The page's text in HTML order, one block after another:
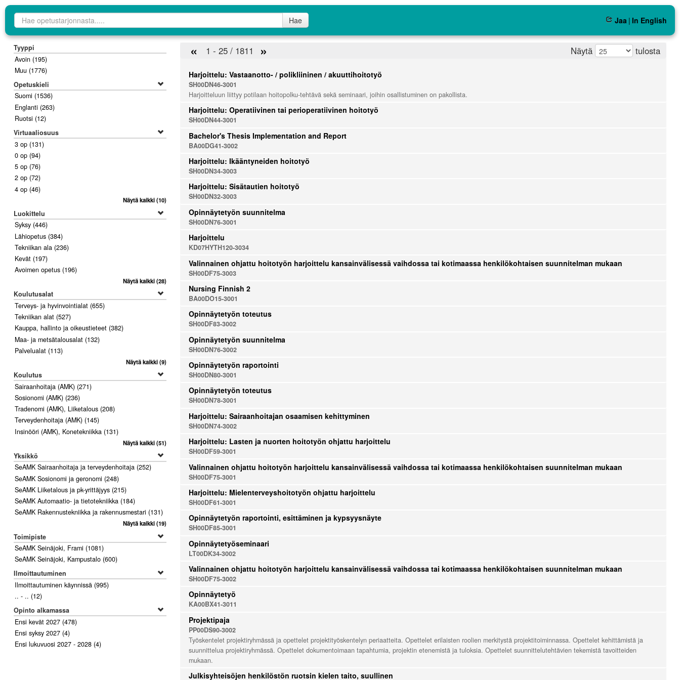
Opetustarjontahaku Hae Jaa | In English
Tyyppi
Avoin (195)
Muu (1776)
Opetuskieli
Suomi (1536)
Englanti (263)
Ruotsi (12)
Virtuaaliosuus
3 op (131)
0 op (94)
5 op (76)
2 op (72)
4 op (46)
Näytä kaikki(10)
Luokittelu
Syksy (446)
Lähiopetus (384)
Tekniikan ala (236)
Kevät (197)
Avoimen opetus (196)
Näytä kaikki(28)
Koulutusalat
Terveys- ja hyvinvointialat (655)
Tekniikan alat (527)
Kauppa, hallinto ja oikeustieteet (382)
Maa- ja metsätalousalat (132)
Palvelualat (113)
Näytä kaikki(9)
Koulutus
Sairaanhoitaja (AMK) (271)
Sosionomi (AMK) (236)
Tradenomi (AMK), Liiketalous (208)
Terveydenhoitaja (AMK) (145)
Insinööri (AMK), Konetekniikka (131)
Näytä kaikki(51)
Yksikkö
SeAMK Sairaanhoitaja ja terveydenhoitaja (252)
SeAMK Sosionomi ja geronomi (248)
SeAMK Liiketalous ja pk-yrittäjyys (215)
SeAMK Automaatio- ja tietotekniikka (184)
SeAMK Rakennustekniikka ja rakennusmestari (131)
Näytä kaikki(19)
Toimipiste
SeAMK Seinäjoki, Frami (1081)
SeAMK Seinäjoki, Kampustalo (600)
Ilmoittautuminen
Ilmoittautuminen käynnissä (995)
.. - .. (12)
Opinto alkamassa
Ensi kevät 2027 (478)
Ensi syksy 2027 (4)
Ensi lukuvuosi 2027 - 2028 (4)
« 1 - 25 / 1811 » Näytä tulosta
Harjoittelu: Vastaanotto- / polikliininen / akuuttihoitotyö
SH00DN46-3001
Harjoitteluun liittyy potilaan hoitopolku-tehtävä sekä seminaari, joihin osallistuminen on pakollista.
Harjoittelu: Operatiivinen tai perioperatiivinen hoitotyö
SH00DN44-3001
Bachelor's Thesis Implementation and Report
BA00DG41-3002
Harjoittelu: Ikääntyneiden hoitotyö
SH00DN34-3003
Harjoittelu: Sisätautien hoitotyö
SH00DN32-3003
Opinnäytetyön suunnitelma
SH00DN76-3001
Harjoittelu
KD07HYTH120-3034
Valinnainen ohjattu hoitotyön harjoittelu kansainvälisessä vaihdossa tai kotimaassa henkilökohtaisen suunnitelman mukaan
SH00DF75-3003
Nursing Finnish 2
BA00DO15-3001
Opinnäytetyön toteutus
SH00DF83-3002
Opinnäytetyön suunnitelma
SH00DN76-3002
Opinnäytetyön raportointi
SH00DN80-3001
Opinnäytetyön toteutus
SH00DN78-3001
Harjoittelu: Sairaanhoitajan osaamisen kehittyminen
SH00DN74-3002
Harjoittelu: Lasten ja nuorten hoitotyön ohjattu harjoittelu
SH00DF59-3001
Valinnainen ohjattu hoitotyön harjoittelu kansainvälisessä vaihdossa tai kotimaassa henkilökohtaisen suunnitelman mukaan
SH00DF75-3001
Harjoittelu: Mielenterveyshoitotyön ohjattu harjoittelu
SH00DF61-3001
Opinnäytetyön raportointi, esittäminen ja kypsyysnäyte
SH00DF85-3001
Opinnäytetyöseminaari
LT00DK34-3002
Valinnainen ohjattu hoitotyön harjoittelu kansainvälisessä vaihdossa tai kotimaassa henkilökohtaisen suunnitelman mukaan
SH00DF75-3002
Opinnäytetyö
KA00BX41-3011
Projektipaja
PP00DS90-3002
Työskentelet projektiryhmässä ja opettelet projektityöskentelyn periaatteita. Opettelet erilaisten roolien merkitystä projektitoiminnassa. Opettelet kehittämistä ja
suunnittelua projektiryhmässä. Opettelet dokumentoimaan tapahtumia, projektin etenemistä ja tuloksia. Opettelet suunnittelutehtävien tekemistä tavoitteiden
mukaan.
Julkisyhteisöjen henkilöstön ruotsin kielen taito, suullinen